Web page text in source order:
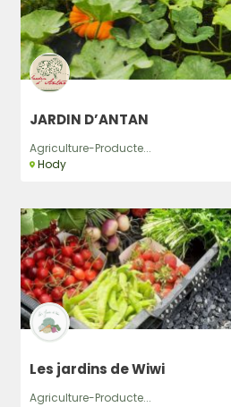
JARDIN D’ANTAN
Agriculture-Producte...
Hody
Les jardins de Wiwi
Agriculture-Producte...